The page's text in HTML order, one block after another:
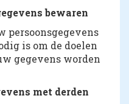
bewaren
persoonsgegevens
is om de doelen
gegevens worden
met derden